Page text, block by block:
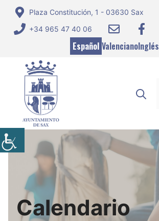
Saltar
contenido
Plaza Constitución, 1 - 03630 Sax
+34 965 47 40 06
Español ValencianoInglés
Calendario